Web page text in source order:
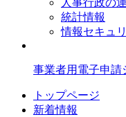
統計情報
情報セキュ
事業者用電子申請
トップページ
新着情報